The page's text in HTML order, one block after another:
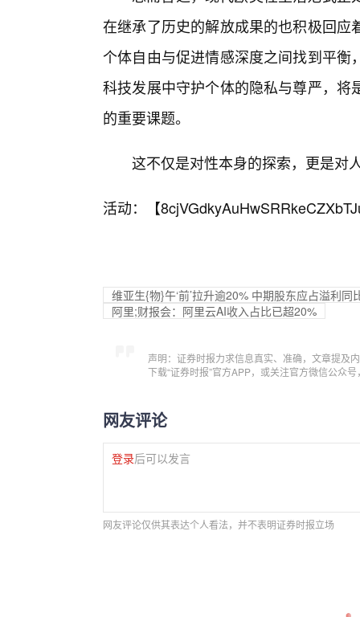
在继承了历史的解放成果的也积极回
个体自由与促进情感深度之间找到平
科技发展中守护个体的隐私与尊严，
的重要课题。
这不仅是对性本身的探索，更是对
活动：【
维亚生{物}午‘前’拉升逾20% 中期股东应占溢利同
阿里;财报会：阿里云AI收入占比已超20%
声明：证券时报力求信息真实、准确，文章提及
下载“证券时报”官方APP，或关注官方微信公众
网友评论
登录后可以发言
网友评论仅供其表达个人看法，并不表明证券时报立场